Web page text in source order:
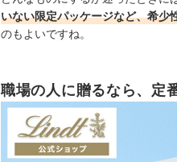
いない限定パッケージなど、希少
のもよいですね。
職場の人に贈るなら、定